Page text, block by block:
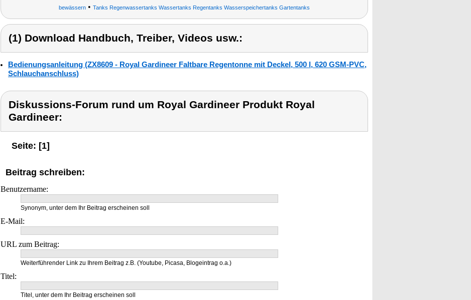
bewässern • Tanks Regenwassertanks Wassertanks Regentanks Wasserspeichertanks Gartentanks
(1) Download Handbuch, Treiber, Videos usw.:
Bedienungsanleitung (ZX8609 - Royal Gardineer Faltbare Regentonne mit Deckel, 500 l, 620 GSM-PVC,
Schlauchanschluss)
Diskussions-Forum rund um Royal Gardineer Produkt Royal
Gardineer:
Seite: [1]
Beitrag schreiben:
Benutzername:
Synonym, unter dem Ihr Beitrag erscheinen soll
E-Mail:
URL zum Beitrag:
Weiterführender Link zu Ihrem Beitrag z.B. (Youtube, Picasa, Blogeintrag o.a.)
Titel:
Titel, unter dem Ihr Beitrag erscheinen soll